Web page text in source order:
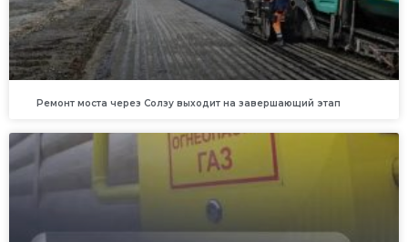
Ремонт моста через Солзу выходит на завершающий этап